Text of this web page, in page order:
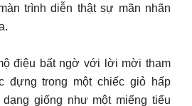
trình diễn thật sự mãn nhãn
điệu bất ngờ với lời mời tham
đựng trong một chiếc giỏ hấp
giống như một miếng tiểu